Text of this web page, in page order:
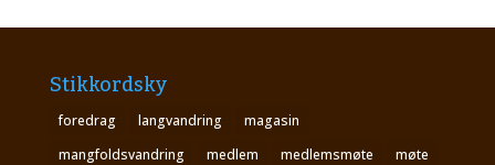
Stikkordsky
foredrag langvandring
magasin
mangfoldsvandring
medlem medlemsmøte
møte